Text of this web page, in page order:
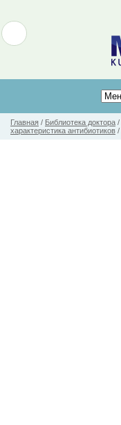
Главная / Библиотека доктора /
характеристика антибиотиков /